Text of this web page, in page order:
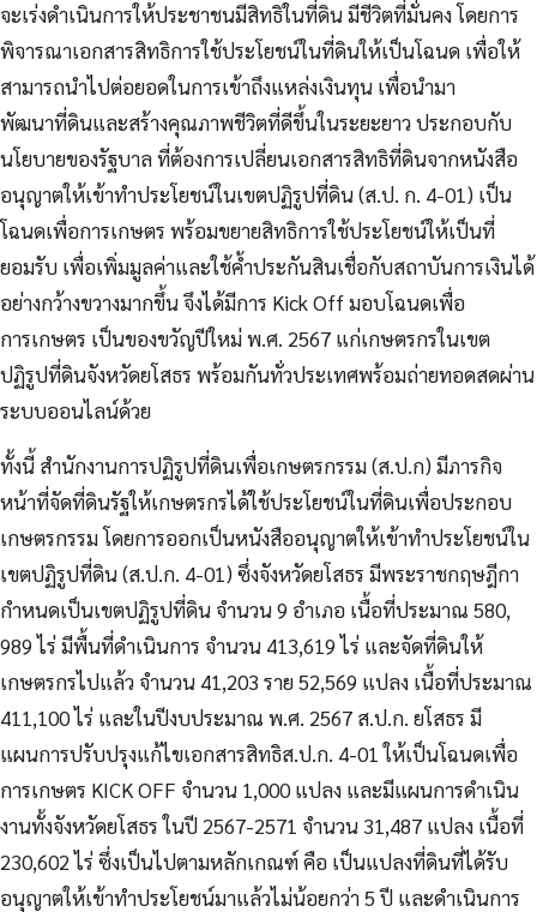
จะเร่งดำเนินการให้ประชาชนมีสิทธิในที่ดิน มีชีวิตที่มั่นคง โดยการ
พิจารณาเอกสารสิทธิการใช้ประโยชน์ในที่ดินให้เป็นโฉนด เพื่อให้
สามารถนำไปต่อยอดในการเข้าถึงแหล่งเงินทุน เพื่อนำมา
พัฒนาที่ดินและสร้างคุณภาพชีวิตที่ดีขึ้นในระยะยาว ประกอบกับ
นโยบายของรัฐบาล ที่ต้องการเปลี่ยนเอกสารสิทธิที่ดินจากหนังสือ
อนุญาตให้เข้าทำประโยชน์ในเขตปฏิรูปที่ดิน (ส.ป. ก. 4-01) เป็น
โฉนดเพื่อการเกษตร พร้อมขยายสิทธิการใช้ประโยชน์ให้เป็นที่
ยอมรับ เพื่อเพิ่มมูลค่าและใช้ค้ำประกันสินเชื่อกับสถาบันการเงินได้
อย่างกว้างขวางมากขึ้น จึงได้มีการ Kick Off มอบโฉนดเพื่อ
การเกษตร เป็นของขวัญปีใหม่ พ.ศ. 2567 แก่เกษตรกรในเขต
ปฏิรูปที่ดินจังหวัดยโสธร พร้อมกันทั่วประเทศพร้อมถ่ายทอดสดผ่าน
ระบบออนไลน์ด้วย
ทั้งนี้ สำนักงานการปฏิรูปที่ดินเพื่อเกษตรกรรม (ส.ป.ก) มีภารกิจ
หน้าที่จัดที่ดินรัฐให้เกษตรกรได้ใช้ประโยชน์ในที่ดินเพื่อประกอบ
เกษตรกรรม โดยการออกเป็นหนังสืออนุญาตให้เข้าทำประโยชน์ใน
เขตปฏิรูปที่ดิน (ส.ป.ก. 4-01) ซึ่งจังหวัดยโสธร มีพระราชกฤษฎีกา
กำหนดเป็นเขตปฏิรูปที่ดิน จำนวน 9 อำเภอ เนื้อที่ประมาณ 580,
989 ไร่ มีพื้นที่ดำเนินการ จำนวน 413,619 ไร่ และจัดที่ดินให้
เกษตรกรไปแล้ว จำนวน 41,203 ราย 52,569 แปลง เนื้อที่ประมาณ
411,100 ไร่ และในปีงบประมาณ พ.ศ. 2567 ส.ป.ก. ยโสธร มี
แผนการปรับปรุงแก้ไขเอกสารสิทธิส.ป.ก. 4-01 ให้เป็นโฉนดเพื่อ
การเกษตร KICK OFF จำนวน 1,000 แปลง และมีแผนการดำเนิน
งานทั้งจังหวัดยโสธร ในปี 2567-2571 จำนวน 31,487 แปลง เนื้อที่
230,602 ไร่ ซึ่งเป็นไปตามหลักเกณฑ์ คือ เป็นแปลงที่ดินที่ได้รับ
อนุญาตให้เข้าทำประโยชน์มาแล้วไม่น้อยกว่า 5 ปี และดำเนินการ